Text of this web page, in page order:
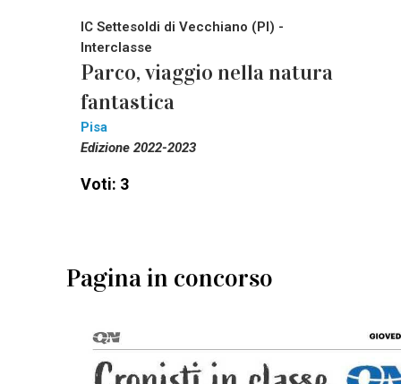
IC Settesoldi di Vecchiano (PI) -
Interclasse
Parco, viaggio nella natura
fantastica
Pisa
Edizione 2022-2023
Voti: 3
Pagina in concorso